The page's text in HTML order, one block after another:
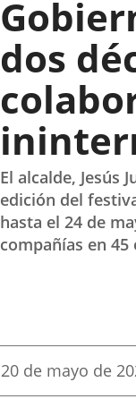
dos
El alcalde, Jesús
edición del
hasta el 24 de
compañías en 45
Fecha
20 de mayo de